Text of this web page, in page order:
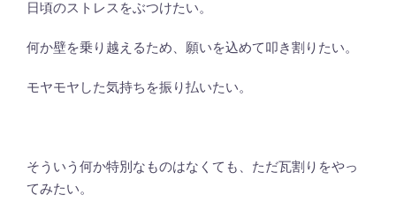
日頃のストレスをぶつけたい。
何か壁を乗り越えるため、願いを込めて叩き割りたい。
モヤモヤした気持ちを振り払いたい。
そういう何か特別なものはなくても、ただ瓦割りをやっ
てみたい。